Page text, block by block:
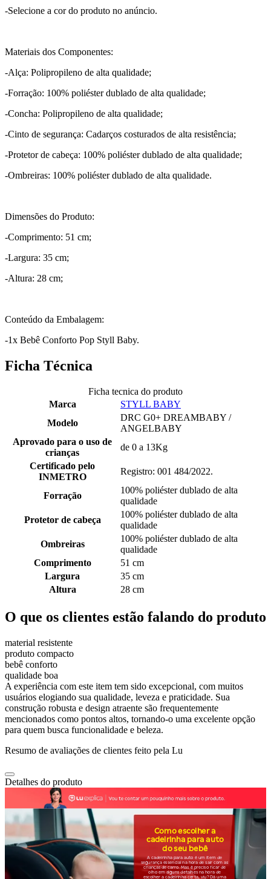
-Selecione a cor do produto no anúncio.
Materiais dos Componentes:
-Alça: Polipropileno de alta qualidade;
-Forração: 100% poliéster dublado de alta qualidade;
-Concha: Polipropileno de alta qualidade;
-Cinto de segurança: Cadarços costurados de alta resistência;
-Protetor de cabeça: 100% poliéster dublado de alta qualidade;
-Ombreiras: 100% poliéster dublado de alta qualidade.
Dimensões do Produto:
-Comprimento: 51 cm;
-Largura: 35 cm;
-Altura: 28 cm;
Conteúdo da Embalagem:
-1x Bebê Conforto Pop Styll Baby.
Ficha Técnica
Ficha tecnica do produto
Marca
STYLL BABY
Modelo
DRC G0+ DREAMBABY /
ANGELBABY
Aprovado para o uso de
crianças
de 0 a 13Kg
Certificado pelo
INMETRO
Registro: 001 484/2022.
Forração
100% poliéster dublado de alta
qualidade
Protetor de cabeça
100% poliéster dublado de alta
qualidade
Ombreiras
100% poliéster dublado de alta
qualidade
Comprimento
51 cm
Largura
35 cm
Altura
28 cm
O que os clientes estão falando do produto
material resistente
produto compacto
bebê conforto
qualidade boa
A experiência com este item tem sido excepcional, com muitos
usuários elogiando sua qualidade, leveza e praticidade. Sua
construção robusta e design atraente são frequentemente
mencionados como pontos altos, tornando-o uma excelente opção
para quem busca funcionalidade e beleza.
Resumo de avaliações de clientes feito pela Lu
Detalhes do produto